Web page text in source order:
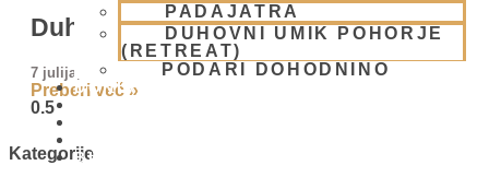
PADAJATRA
DUHOVNI UMIK POHORJE
(RETREAT)
PODARI DOHODNINO
DONIRAJ
BLOG
Duhovni umik 2026
7 julija, 2026
Preberi več »
Kategorije